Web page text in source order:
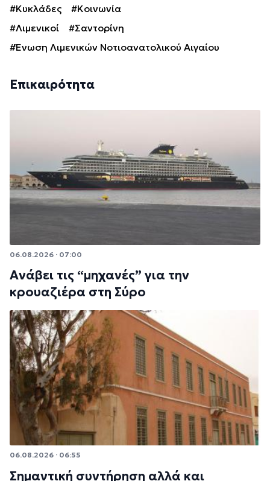
#Κυκλάδες
#Κοινωνία
#Λιμενικοί
#Σαντορίνη
#Ένωση Λιμενικών Νοτιοανατολικού Αιγαίου
Επικαιρότητα
06.08.2026 · 07:00
Ανάβει τις “μηχανές” για την
κρουαζιέρα στη Σύρο
06.08.2026 · 06:55
Σημαντική συντήρηση αλλά και